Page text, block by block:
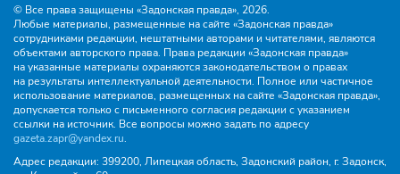
© Все права защищены «Задонская правда», 2026.
Любые материалы, размещенные на сайте «Задонская правда»
сотрудниками редакции, нештатными авторами и читателями, являются
объектами авторского права. Права редакции «Задонская правда»
на указанные материалы охраняются законодательством о правах
на результаты интеллектуальной деятельности. Полное или частичное
использование материалов, размещенных на сайте «Задонская правда»,
допускается только с письменного согласия редакции с указанием
ссылки на источник. Все вопросы можно задать по адресу
gazeta.zapr@yandex.ru.
Адрес редакции: 399200, Липецкая область, Задонский район, г. Задонск,